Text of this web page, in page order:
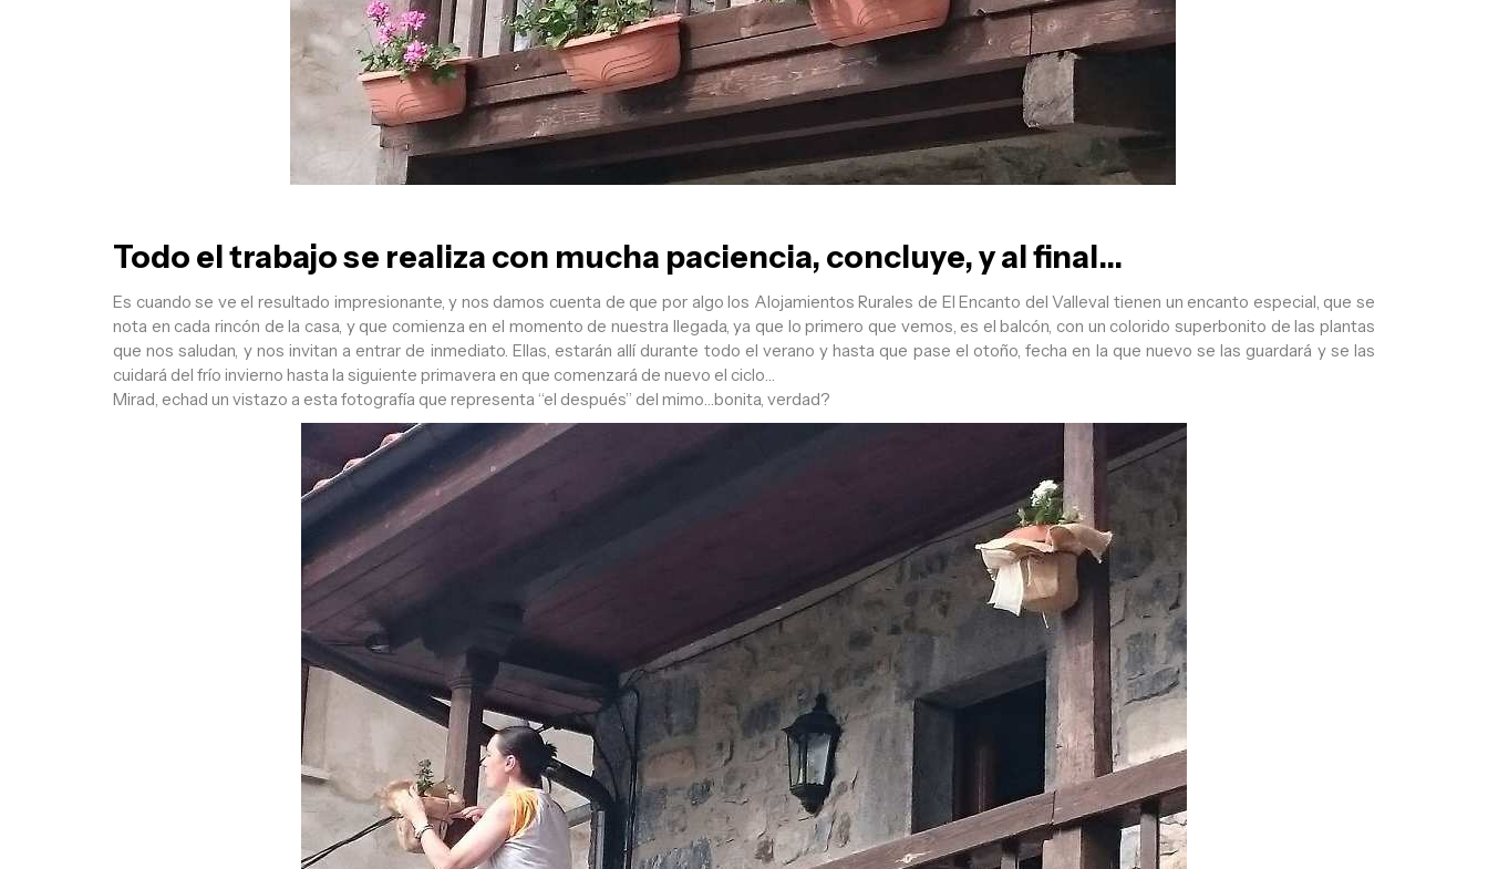
Todo el trabajo se realiza con mucha paciencia, concluye, y al final…
Es cuando se ve el resultado impresionante, y nos damos cuenta de que por algo los Alojamientos Rurales de El Encanto del Valleval tienen un encanto especial, que se
nota en cada rincón de la casa, y que comienza en el momento de nuestra llegada, ya que lo primero que vemos, es el balcón, con un colorido superbonito de las plantas
que nos saludan, y nos invitan a entrar de inmediato. Ellas, estarán allí durante todo el verano y hasta que pase el otoño, fecha en la que nuevo se las guardará y se las
cuidará del frío invierno hasta la siguiente primavera en que comenzará de nuevo el ciclo…
Mirad, echad un vistazo a esta fotografía que representa “el después” del mimo…bonita, verdad?